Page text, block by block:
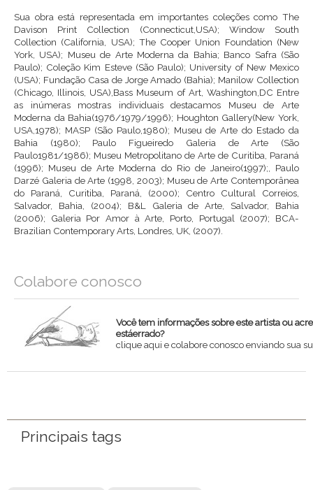
Sua obra está representada em importantes coleções como The
Davison Print Collection (Connecticut,USA); Window South
Collection (California, USA); The Cooper Union Foundation (New
York, USA); Museu de Arte Moderna da Bahia; Banco Safra (São
Paulo); Coleção Kim Esteve (São Paulo); University of New Mexico
(USA); Fundação Casa de Jorge Amado (Bahia); Manilow Collection
(Chicago, Illinois, USA),Bass Museum of Art, Washington,DC Entre
as inúmeras mostras individuais destacamos Museu de Arte
Moderna da Bahia(1976/1979/1996); Houghton Gallery(New York,
USA,1978); MASP (São Paulo,1980); Museu de Arte do Estado da
Bahia (1980); Paulo Figueiredo Galeria de Arte (São
Paulo1981/1986); Museu Metropolitano de Arte de Curitiba, Paraná
(1996); Museu de Arte Moderna do Rio de Janeiro(1997);, Paulo
Darzé Galeria de Arte (1998, 2003); Museu de Arte Contemporânea
do Paraná, Curitiba, Paraná, (2000); Centro Cultural Correios,
Salvador, Bahia, (2004); B&L Galeria de Arte, Salvador, Bahia
(2006); Galeria Por Amor à Arte, Porto, Portugal (2007); BCA-
Brazilian Contemporary Arts, Londres, UK, (2007).
Colabore conosco
Você tem informações sobre este artista ou
estáerrado?
clique aqui e colabore conosco enviando sua
Principais tags